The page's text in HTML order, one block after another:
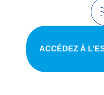
ACCÉDEZ À